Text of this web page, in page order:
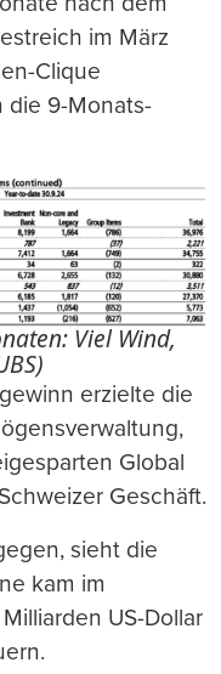
im März
Clique
die 9-Monats-
Viel Wind,
erzielte die
Global
Geschäft.
sieht die
kam im
US-Dollar